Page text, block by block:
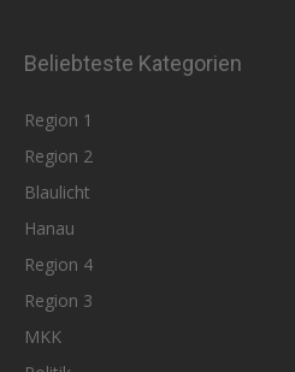
Beliebteste Kategorien
Region 1
Region 2
Blaulicht
Hanau
Region 4
Region 3
MKK